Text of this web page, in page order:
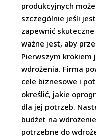
produkcyjnych
szczególnie jeśli
zapewnić
ważne jest, aby
Pierwszym
wdrożenia. Firma
cele biznesowe i
określić, jakie
dla jej potrzeb.
budżet na
potrzebne do